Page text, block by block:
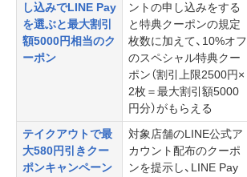
し込みでLINE Pay
を選ぶと最大割引
額5000円相当のク
ーポン
ントの申し込みをする
と特典クーポンの規定
枚数に加えて、10%オフ
のスペシャル特典クー
ポン（割引上限2500円×
2枚＝最大割引額5000
円分）がもらえる
テイクアウトで最
大580円引きクー
ポンキャンペーン
対象店舗のLINE公式ア
カウント配布のクーポ
ンを提示し、LINE Pay